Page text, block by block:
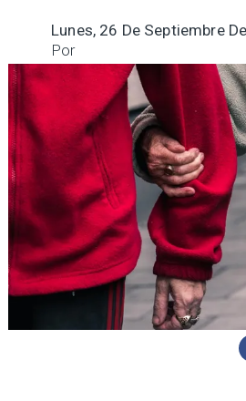
Lunes, 26 De Septiembre
Por